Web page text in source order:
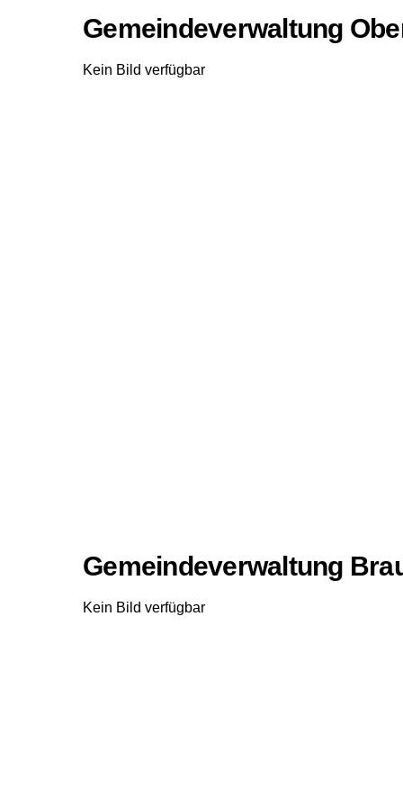
Gemeindeverwaltung
Kein Bild verfügbar
Gemeindeverwaltung
Kein Bild verfügbar